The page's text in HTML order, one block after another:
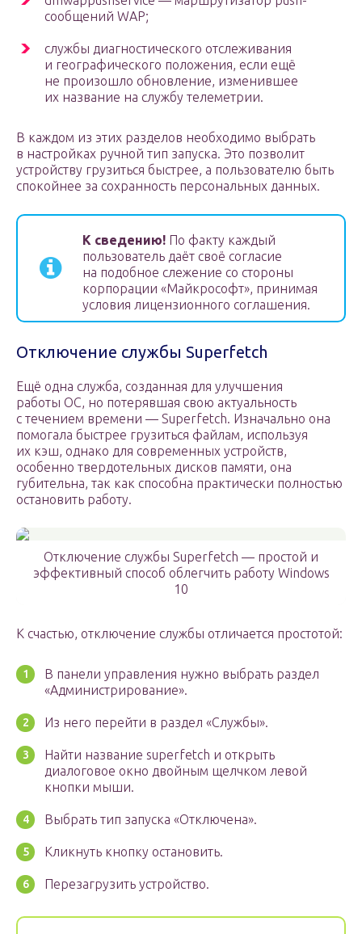
сообщений WAP;
службы диагностического отслеживания
и географического положения, если ещё
не произошло обновление, изменившее
их название на службу телеметрии.
В каждом из этих разделов необходимо выбрать
в настройках ручной тип запуска. Это позволит
устройству грузиться быстрее, а пользователю быть
спокойнее за сохранность персональных данных.
К сведению! По факту каждый
пользователь даёт своё согласие
на подобное слежение со стороны
корпорации «Майкрософт», принимая
условия лицензионного соглашения.
Отключение службы Superfetch
Ещё одна служба, созданная для улучшения
работы ОС, но потерявшая свою актуальность
с течением времени — Superfetch. Изначально она
помогала быстрее грузиться файлам, используя
их кэш, однако для современных устройств,
особенно твердотельных дисков памяти, она
губительна, так как способна практически полностью
остановить работу.
Отключение службы Superfetch — простой и
эффективный способ облегчить работу Windows
10
К счастью, отключение службы отличается простотой:
В панели управления нужно выбрать раздел
«Администрирование».
Из него перейти в раздел «Службы».
Найти название superfetch и открыть
диалоговое окно двойным щелчком левой
кнопки мыши.
Выбрать тип запуска «Отключена».
Кликнуть кнопку остановить.
Перезагрузить устройство.